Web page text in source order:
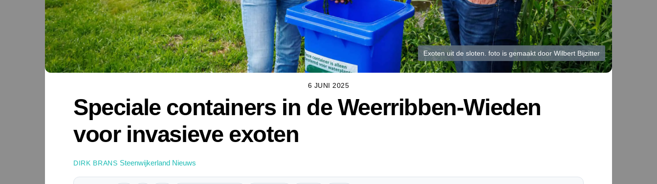
Exoten uit de sloten. foto is gemaakt door Wilbert Bijzitter
6 JUNI 2025
Speciale containers in de Weerribben-Wieden
voor invasieve exoten
DIRK BRANS Steenwijkerland Nieuws